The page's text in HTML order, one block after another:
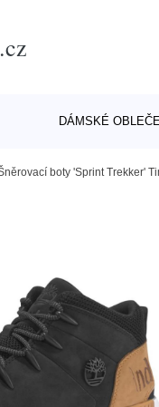
DÁMSKÉ
boty 'Sprint Trekker'